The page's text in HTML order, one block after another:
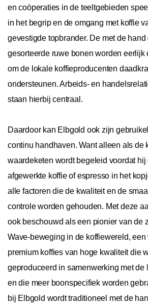
en coöperaties in de teeltgebieden
in het begrip en de omgang met koffie
gevestigde topbrander. De met de hand
gesorteerde ruwe bonen worden eerlijk
om de lokale koffieproducenten
ondersteunen. Arbeids- en
staan hierbij centraal.
Daardoor kan Elbgold ook zijn
continu handhaven. Want alleen als de
waardeketen wordt begeleid voordat
afgewerkte koffie of espresso in het
alle factoren die de kwaliteit en de
controle worden gehouden. Met deze
ook beschouwd als een pionier van de
Wave-beweging in de koffiewereld,
premium koffies van hoge kwaliteit die
geproduceerd in samenwerking met de
en die meer boonspecifiek worden
bij Elbgold wordt traditioneel met de